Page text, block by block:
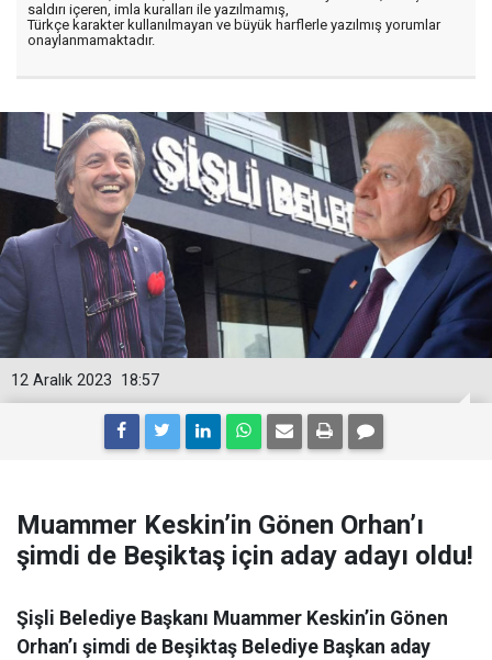
saldırı içeren, imla kuralları ile yazılmamış,
Türkçe karakter kullanılmayan ve büyük harflerle yazılmış yorumlar
onaylanmamaktadır.
18:57
12 Aralık 2023
Muammer Keskin’in Gönen Orhan’ı
şimdi de Beşiktaş için aday adayı oldu!
Şişli Belediye Başkanı Muammer Keskin’in Gönen
Orhan’ı şimdi de Beşiktaş Belediye Başkan aday